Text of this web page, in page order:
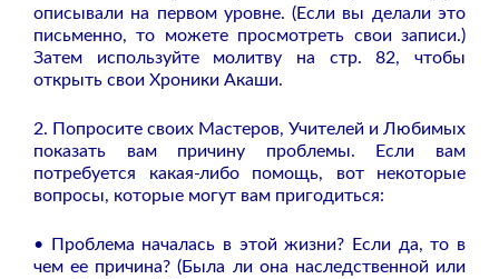
описывали на первом уровне. (Если вы делали это
письменно, то можете просмотреть свои записи.)
Затем используйте молитву на стр. 82, чтобы
открыть свои Хроники Акаши.
2. Попросите своих Мастеров, Учителей и Любимых
показать вам причину проблемы. Если вам
потребуется какая-либо помощь, вот некоторые
вопросы, которые могут вам пригодиться:
• Проблема началась в этой жизни? Если да, то в
чем ее причина? (Была ли она наследственной или